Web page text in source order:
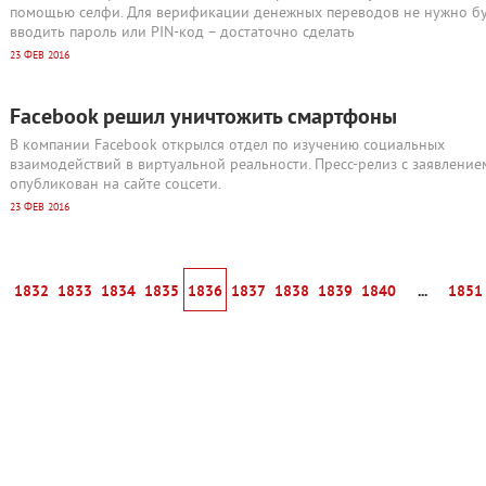
помощью селфи. Для верификации денежных переводов не нужно
вводить пароль или PIN-код – достаточно сделать
23 ФЕВ 2016
Facebook решил уничтожить смартфоны
В компании Facebook открылся отдел по изучению социальных
взаимодействий в виртуальной реальности. Пресс-релиз с
опубликован на сайте соцсети.
23 ФЕВ 2016
1832 1833 1834 1835 1836 1837 1838 1839 1840 ... 1851